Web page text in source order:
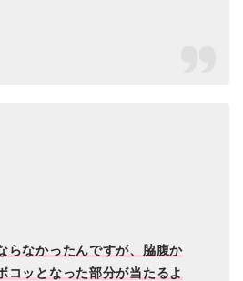
らなかったんですが、脇腹か
コッとなった部分が当たるよ